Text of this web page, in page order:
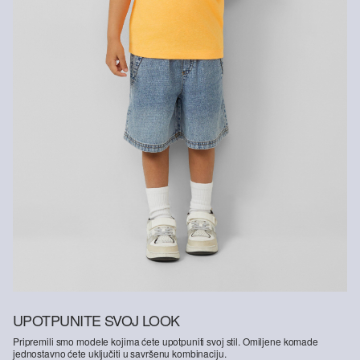
Glačati umjereno vrućim glačalom
UPOTPUNITE SVOJ LOOK
Pripremili smo modele kojima ćete upotpuniti svoj stil. Omiljene komade
jednostavno ćete uključiti u savršenu kombinaciju.